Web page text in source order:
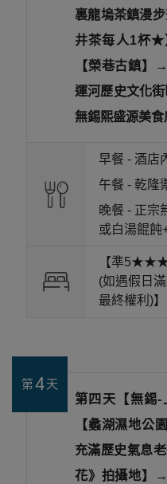
裏龍塢茶鎮漫
井茶每人1杯
【榮巷古鎮】
運河歷史文化
無錫熙盛源美
早餐 - 酒店
午餐 - 乾隆
晚餐 - 正宗
或白湯餛飩
【準
(如遇假日
最終權利)】
第4天
第四天【無錫-
【蠡湖濕地公
充滿歷史氣息
花》拍攝地】